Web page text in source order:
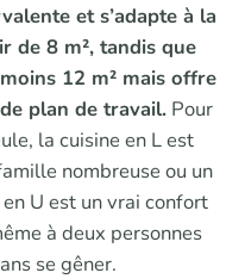
et s’adapte à la
de 8 m², tandis que
12 m² mais offre
plan de travail. Pour
la cuisine en L est
nombreuse ou un
U est un vrai confort
à deux personnes
se gêner.